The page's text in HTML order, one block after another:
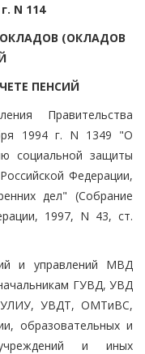
N 114
(ОКЛАДОВ
ПЕНСИЙ
Правительства
1994 г. N 1349 "О
социальной защиты
Федерации,
дел" (Собрание
1997, N 43, ст.
и управлений МВД
ГУВД, УВД
УЛИУ, УВДТ, ОМТиВС,
образовательных и
и иных